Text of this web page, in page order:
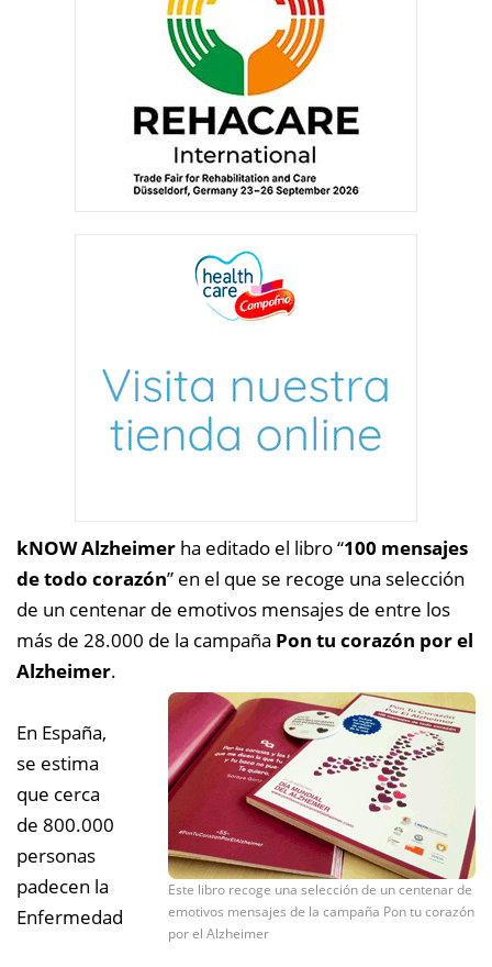
kNOW Alzheimer ha editado el libro “100 mensajes
de todo corazón” en el que se recoge una selección
de un centenar de emotivos mensajes de entre los
más de 28.000 de la campaña Pon tu corazón por el
Alzheimer.
Este libro recoge una selección de un centenar de
emotivos mensajes de la campaña Pon tu corazón
por el Alzheimer
En España,
se estima
que cerca
de 800.000
personas
padecen la
Enfermedad